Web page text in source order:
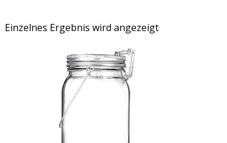
Einzelnes Ergebnis wird angezeigt